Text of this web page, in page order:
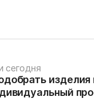
сегодня
изделия